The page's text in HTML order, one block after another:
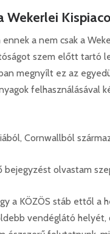
Wekerlei
a nem csak a
szem előtt tartó
megnyílt ez az
felhasználásával
Cornwallból
bejegyzést olvastam
a KÖZÖS stáb ettől
vendéglátó helyét,